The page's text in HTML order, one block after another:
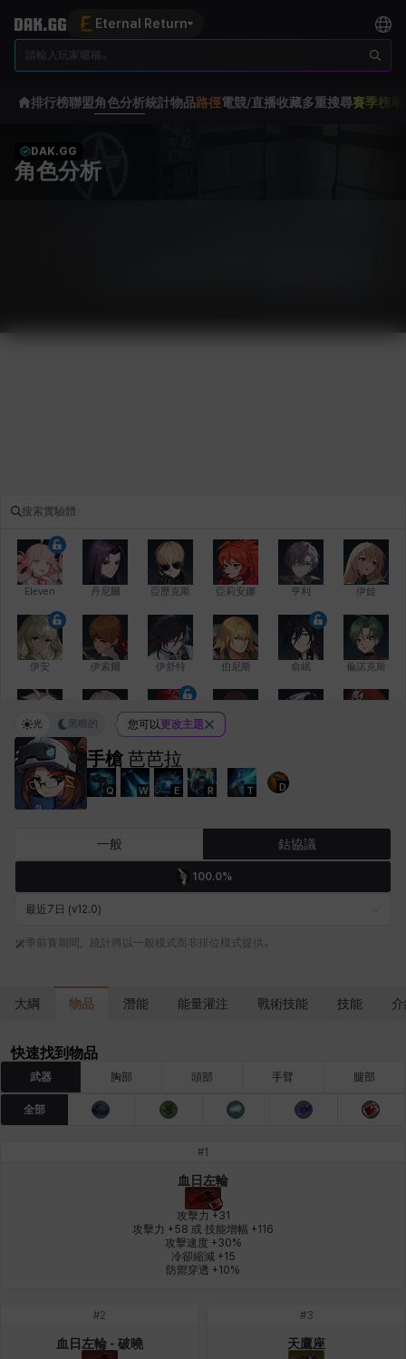
Eternal Return
排行榜聯盟角色分析統計物品路徑電競/直播收藏多重搜尋賽季榜單
DAK.GG
角色分析
Eleven 丹尼爾 亞歷克斯 亞莉安娜 亨利 伊娃
伊安 伊索爾 伊舒特 伯尼斯 俞岷 倫諾克斯
傑琪 克雷弗
妮婭 妮琪 威廉 娜汀 尤斯蒂娜 布萊爾
洛茲 海因茨 玹雨 珍妮 琪婭拉 瑪蒂娜
秀凱 秀雅
翡翠 肯尼思
艾登 艾迪娜
手槍 芭芭拉
Q W E R T D
光 黑暗的 您可以更改主題
一般 鈷協議
100.0%
最近7日 (v12.0)
季前賽期間，統計將以一般模式而非排位模式提供。
大綱 物品 潛能 能量灌注 戰術技能 技能
快速找到物品
武器 胸部 頭部 手臂 腿部
全部
#1
血日左輪
攻擊力 +31
攻擊力 +58 或 技能增幅 +116
攻擊速度 +30%
冷卻縮減 +15
防禦穿透 +10%
#2
血日左輪 - 破曉
#3
天鷹座